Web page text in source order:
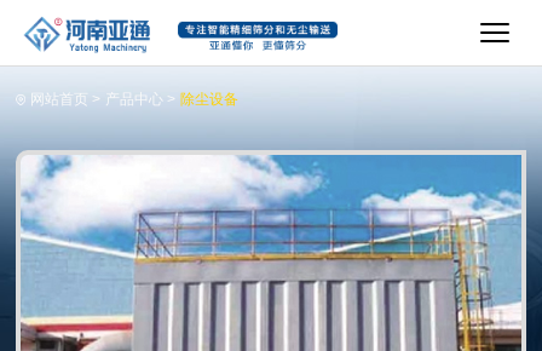
网站首页 > 产品中心 > 除尘设备